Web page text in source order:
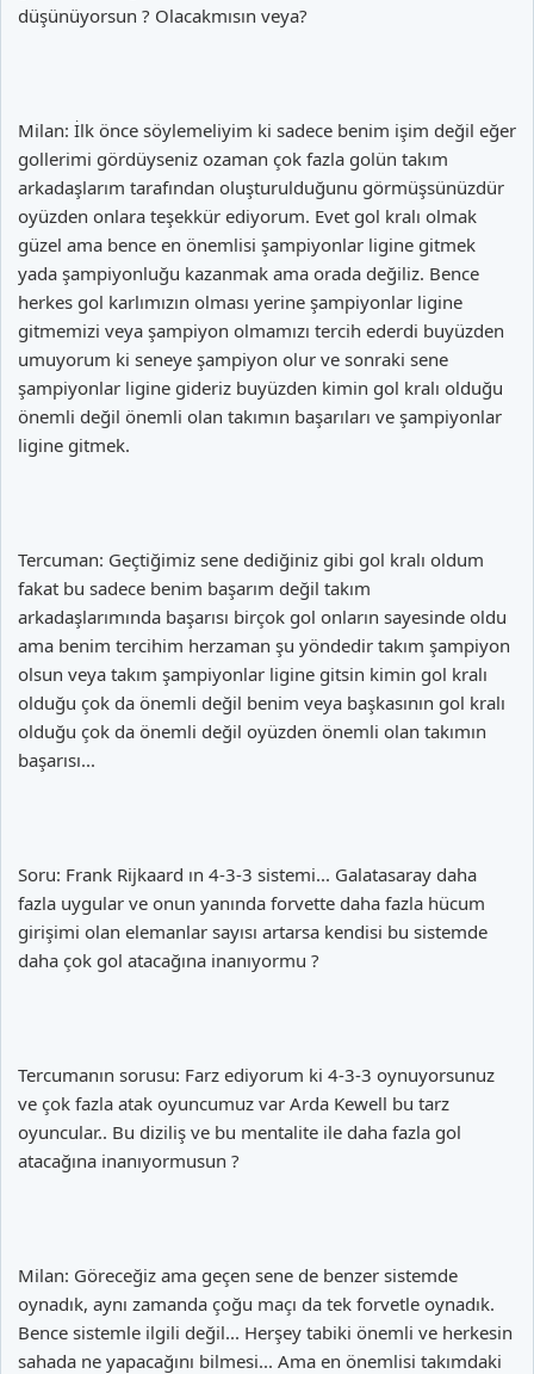
düşünüyorsun ? Olacakmısın veya?
Milan: İlk önce söylemeliyim ki sadece benim işim değil eğer
gollerimi gördüyseniz ozaman çok fazla golün takım
arkadaşlarım tarafından oluşturulduğunu görmüşsünüzdür
oyüzden onlara teşekkür ediyorum. Evet gol kralı olmak
güzel ama bence en önemlisi şampiyonlar ligine gitmek
yada şampiyonluğu kazanmak ama orada değiliz. Bence
herkes gol karlımızın olması yerine şampiyonlar ligine
gitmemizi veya şampiyon olmamızı tercih ederdi buyüzden
umuyorum ki seneye şampiyon olur ve sonraki sene
şampiyonlar ligine gideriz buyüzden kimin gol kralı olduğu
önemli değil önemli olan takımın başarıları ve şampiyonlar
ligine gitmek.
Tercuman: Geçtiğimiz sene dediğiniz gibi gol kralı oldum
fakat bu sadece benim başarım değil takım
arkadaşlarımında başarısı birçok gol onların sayesinde oldu
ama benim tercihim herzaman şu yöndedir takım şampiyon
olsun veya takım şampiyonlar ligine gitsin kimin gol kralı
olduğu çok da önemli değil benim veya başkasının gol kralı
olduğu çok da önemli değil oyüzden önemli olan takımın
başarısı...
Soru: Frank Rijkaard ın 4-3-3 sistemi... Galatasaray daha
fazla uygular ve onun yanında forvette daha fazla hücum
girişimi olan elemanlar sayısı artarsa kendisi bu sistemde
daha çok gol atacağına inanıyormu ?
Tercumanın sorusu: Farz ediyorum ki 4-3-3 oynuyorsunuz
ve çok fazla atak oyuncumuz var Arda Kewell bu tarz
oyuncular.. Bu diziliş ve bu mentalite ile daha fazla gol
atacağına inanıyormusun ?
Milan: Göreceğiz ama geçen sene de benzer sistemde
oynadık, aynı zamanda çoğu maçı da tek forvetle oynadık.
Bence sistemle ilgili değil... Herşey tabiki önemli ve herkesin
sahada ne yapacağını bilmesi... Ama en önemlisi takımdaki